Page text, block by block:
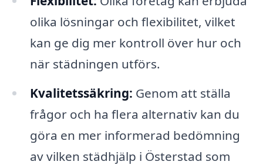
olika lösningar och flexibilitet, vilket
kan ge dig mer kontroll över hur och
när städningen utförs.
Kvalitetssäkring: Genom att ställa
frågor och ha flera alternativ kan du
göra en mer informerad bedömning
av vilken städhjälp i Österstad som